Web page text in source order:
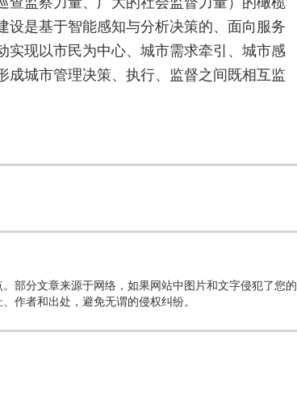
是基于智能感知与分析决策的、面向服务
实现以市民为中心、城市需求牵引、城市感
城市管理决策、执行、监督之间既相互监
部分文章来源于网络，如果网站中图片和文字侵犯了您的
作者和出处，避免无谓的侵权纠纷。